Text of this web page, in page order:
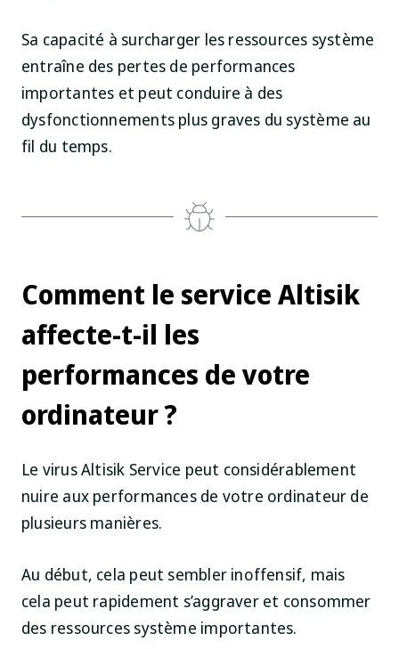
Sa capacité à surcharger les ressources système
entraîne des pertes de performances
importantes et peut conduire à des
dysfonctionnements plus graves du système au
fil du temps.
Comment le service Altisik
affecte-t-il les
performances de votre
ordinateur ?
Le virus Altisik Service peut considérablement
nuire aux performances de votre ordinateur de
plusieurs manières.
Au début, cela peut sembler inoffensif, mais
cela peut rapidement s’aggraver et consommer
des ressources système importantes.